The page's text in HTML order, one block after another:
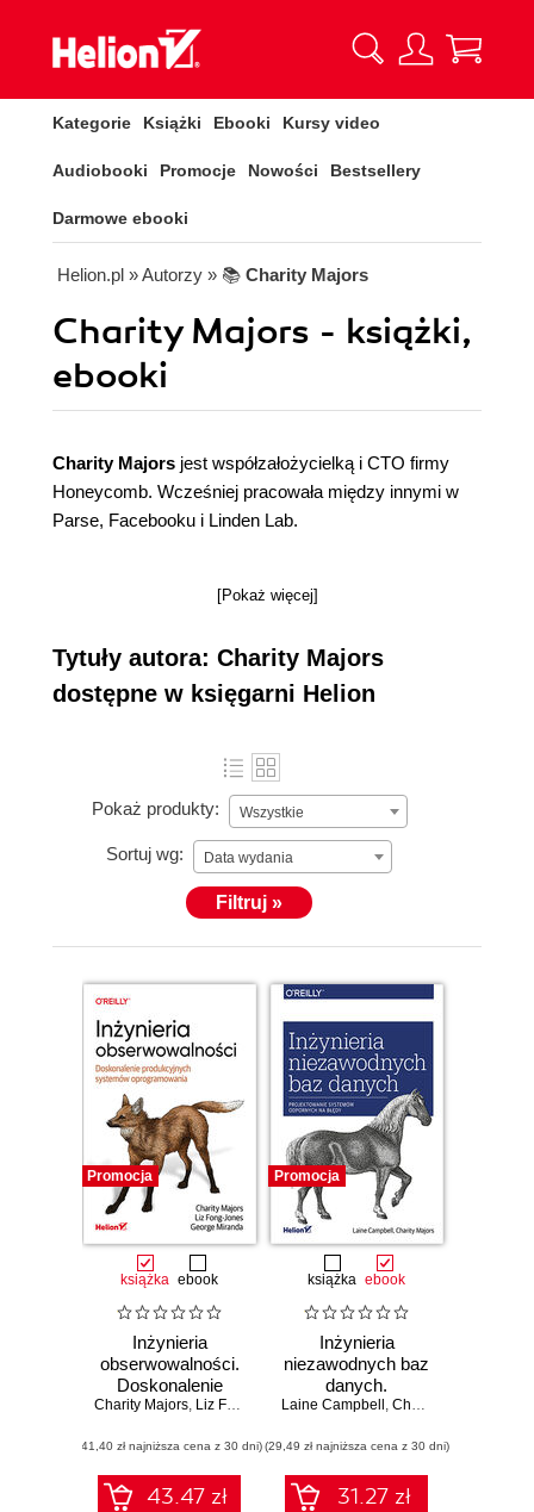
Kategorie Książki Ebooki Kursy video
Audiobooki Promocje Nowości Bestsellery
Darmowe ebooki
Helion.pl » Autorzy » 📚 Charity Majors
Charity Majors - książki,
ebooki
Charity Majors jest współzałożycielką i CTO firmy
Honeycomb. Wcześniej pracowała między innymi w
Parse, Facebooku i Linden Lab.
[Pokaż więcej]
Tytuły autora: Charity Majors
dostępne w księgarni Helion
Pokaż produkty: Wszystkie
Sortuj wg: Data wydania
Filtruj »
Promocja
książka ebook
Inżynieria
obserwowalności.
Doskonalenie
produkcyjnych
oprogramowania
Charity Majors, Liz Fong-Jones ,George Miranda
(41,40 zł najniższa cena z 30 dni)
43.47 zł
Promocja
książka ebook
Inżynieria
niezawodnych baz
danych.
Projektowanie
odpornych na
błędy
Laine Campbell , Charity Majors
(29,49 zł najniższa cena z 30 dni)
31.27 zł